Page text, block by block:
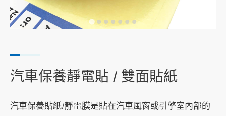
汽車保養靜電貼 / 雙面貼紙
汽車保養貼紙/靜電膜是貼在汽車風窗或引擎室內部的
A4 標籤貼紙線上訂購
聯絡我們